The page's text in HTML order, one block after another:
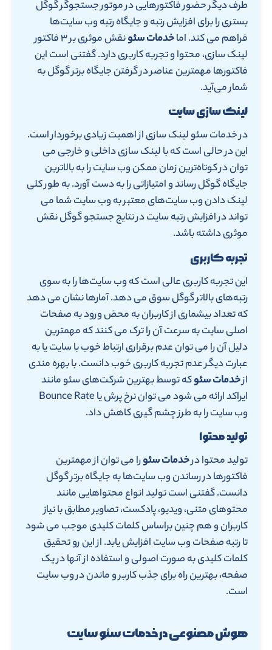
طرف دیگر حضور فاکتورهایی در موتور جستجوگر گوگل
بستری را برای افزایش رتبه و جایگاه رتبه وب سایت‌ها
فراهم می کند. اماخدمات سئو
نقش موثری بر ۳ فاکتور
لینک سازی، محتوا و تجربه کاربری دارد. گفتنی است این
فاکتورها مهمترین عناصر در گرفتن جایگاه برتر گوگل به
شمار می‌آید.
لینک سازی سایت
در خدمات سئو لینک سازی از اهمیت زیادی برخوردار است.
این در حالی است که با لینک سازی داخلی و خارجی می
توان در کوتاه‌ترین زمان ممکن وب سایت را به بالاترین
جایگاه گوگل رساند و امتیازاتی را به دست آورد. به طور کلی
لینک دادن وب سایت‌های معتبر به وب سایت شما می
تواند در افزایش رتبه سایت در نتایج جستجو گوگل نقش
موثری داشته باشد.
تجربه کاربری
این تجربه کاربری عالی است که وب سایت‌ها را به سوی
رتبه‌های بالاتر گوگل سوق می دهد. آمارها نشان می دهد
که تعداد بیشماری از کاربران به محض ورود به صفحات
اصلی سایت به سرعت آن را ترک می کنند که مهمترین
دلیل آن را می توان عدم برقراری ارتباط خوب با سایت یا به
عبارت دیگر عدم تجربه کاربری خوب دانست. با بهره مندی
ازخدمات سئوکه توسط بهترین شرکت‌های سئو مانند
ایراکد ارائه می شود می توان نرخ پرش یا Bounce Rate
وب سایت را به طرز چشم گیری کاهش داد.
تولید محتوا
تولید محتوا درخدمات سئورا می توان از مهمترین
فاکتورها در رساندن وب سایت‌ها به جایگاه برتر گوگل
دانست. گفتنی است تولید انواع محتواهایی مانند
محتوهای متنی، ویدیو، پادکست، تصاویر مطابق با نیاز
کاربران و هم چنین براساس کلمات کلیدی موجب می شود
تا رتبه صفحات وب سایت افزایش یابد. از این رو تحقیق
کلمات کلیدی به صورت اصولی و استفاده از آنها در یک
صفحه، بهترین راه برای جذب کاربر و ماندن در وب سایت
است.
هوش مصنوعی در خدمات سئو سایت